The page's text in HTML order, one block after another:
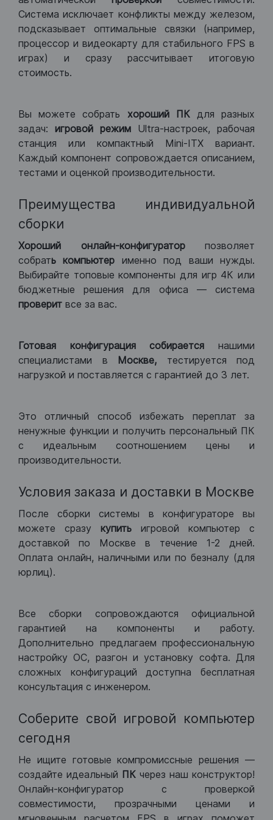
Система исключает конфликты между железом,
подсказывает оптимальные связки (например,
процессор и видеокарту для стабильного FPS в
играх) и сразу рассчитывает итоговую
стоимость.
Вы можете собрать хороший ПКдля разных
задач: игровой режим Ultra-настроек, рабочая
станция или компактный Mini-ITX вариант.
Каждый компонент сопровождается описанием,
тестами и оценкой производительности.
Преимущества индивидуальной
сборки
Хороший онлайн-конфигураторпозволяет
собрать компьютер именно под ваши нужды.
Выбирайте топовые компоненты для игр 4К или
бюджетные решения для офиса — система
проверит все за вас.
Готовая конфигурация собираетсянашими
специалистами в Москве, тестируется под
нагрузкой и поставляется с гарантией до 3 лет.
Это отличный способ избежать переплат за
ненужные функции и получить персональный ПК
с идеальным соотношением цены и
производительности.
Условия заказа и доставки в Москве
После сборки системы в конфигураторе вы
можете сразу купить игровой компьютер с
доставкой по Москве в течение 1-2 дней.
Оплата онлайн, наличными или по безналу (для
юрлиц).
Все сборки сопровождаются официальной
гарантией на компоненты и работу.
Дополнительно предлагаем профессиональную
настройку ОС, разгон и установку софта. Для
сложных конфигураций доступна бесплатная
консультация с инженером.
Соберите свой игровой компьютер
сегодня
Не ищите готовые компромиссные решения —
создайте идеальный ПК через наш конструктор!
Онлайн-конфигуратор с проверкой
совместимости, прозрачными ценами и